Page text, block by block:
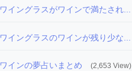
ワイングラスがワインで満たされ...
ワイングラスのワインが残り少な...
ワインの夢占いまとめ (2,653 View)